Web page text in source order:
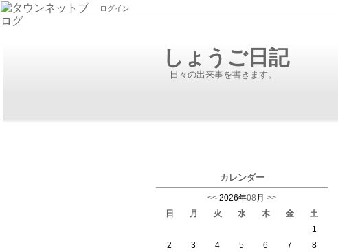
ログイン
しょうご日記
日々の出来事を書きます。
カレンダー
<< 2026年08 月 >>
日
月 火 水 木 金
土
1
2
3 4 5 6 7
8